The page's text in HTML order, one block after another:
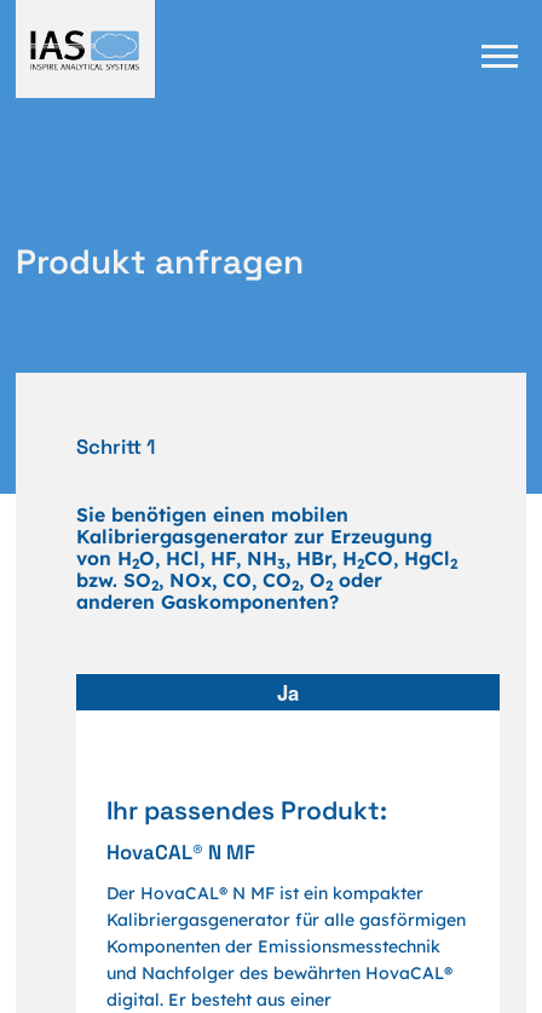
Produkt anfragen
Schritt 1
Sie benötigen einen mobilen
Kalibriergasgenerator zur Erzeugung
von H2O, HCl, HF, NH3, HBr, H2CO, HgCl2
bzw. SO2, NOx, CO, CO2, O2oder
anderen Gaskomponenten?
Ja
Ihr passendes Produkt:
HovaCAL® N MF
Der HovaCAL® N MF ist ein kompakter
Kalibriergasgenerator für alle gasförmigen
Komponenten der Emissionsmesstechnik
und Nachfolger des bewährten HovaCAL®
digital. Er besteht aus einer